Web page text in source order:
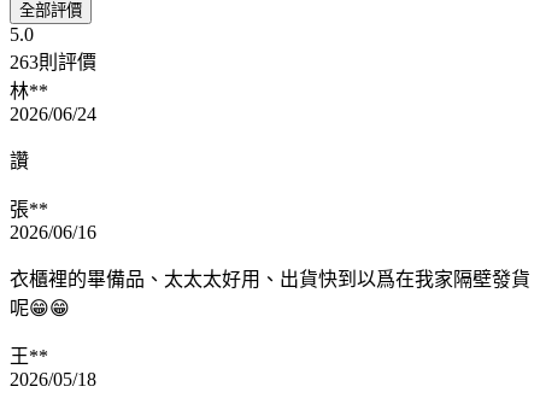
全部評價
5.0
263則評價
林**
2026/06/24
讚
張**
2026/06/16
衣櫃裡的畢備品、太太太好用、出貨快到以爲在我家隔壁發貨
呢😁😁
王**
2026/05/18